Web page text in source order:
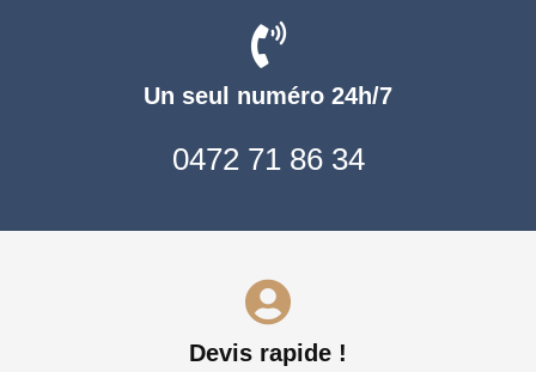
Un seul numéro 24h/7
0472 71 86 34
Devis rapide !